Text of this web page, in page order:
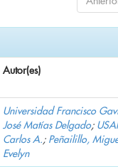
Autor(es)
Universidad Francisco
José Matías Delgado;
Carlos A.; Peñailillo,
Evelyn